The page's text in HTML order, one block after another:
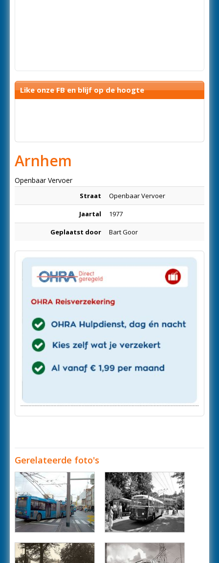
Like onze FB en blijf op de hoogte
Arnhem
Openbaar Vervoer
Straat Openbaar Vervoer
Jaartal 1977
Geplaatst door Bart Goor
Gerelateerde foto's